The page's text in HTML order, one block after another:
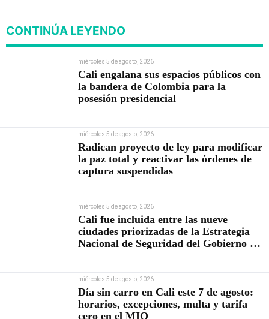
CONTINÚA LEYENDO
miércoles 5 de agosto, 2026
Cali engalana sus espacios públicos con
la bandera de Colombia para la
posesión presidencial
miércoles 5 de agosto, 2026
Radican proyecto de ley para modificar
la paz total y reactivar las órdenes de
captura suspendidas
miércoles 5 de agosto, 2026
Cali fue incluida entre las nueve
ciudades priorizadas de la Estrategia
Nacional de Seguridad del Gobierno de
miércoles 5 de agosto, 2026
Día sin carro en Cali este 7 de agosto:
horarios, excepciones, multa y tarifa
cero en el MIO